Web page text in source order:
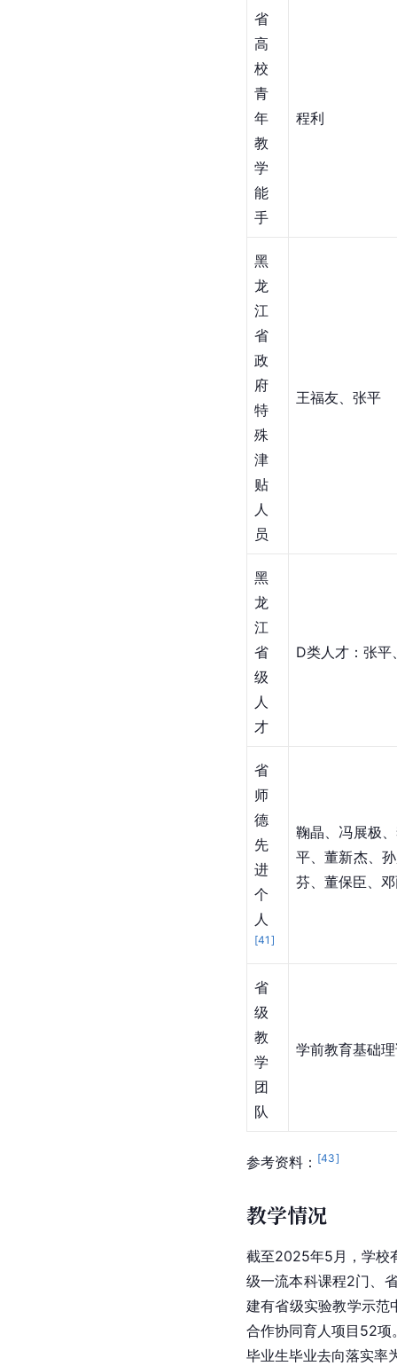
省
高
校
青
年
教
学
能
手
程利
黑
龙
江
省
政
府
特
殊
津
贴
人
员
王福友、张平
黑
龙
江
省
级
人
才
D类人才：张平
省
师
德
先
进
个
人
[41 ]
鞠晶、冯展极
平、董新杰、
芬、董保臣、
省
级
教
学
团
队
学前教育基础
参考资料： [43]
教学情况
截至2025年5月，学校
级一流本科课程2门、
建有省级实验教学示范
合作协同育人项目52项
毕业生毕业去向落实率